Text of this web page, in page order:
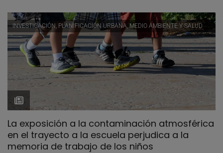
INVESTIGACIÓN, PLANIFICACIÓN URBANA, MEDIO AMBIENTE Y SALUD
La exposición a la contaminación atmosférica
en el trayecto a la escuela perjudica a la
memoria de trabajo de los niños